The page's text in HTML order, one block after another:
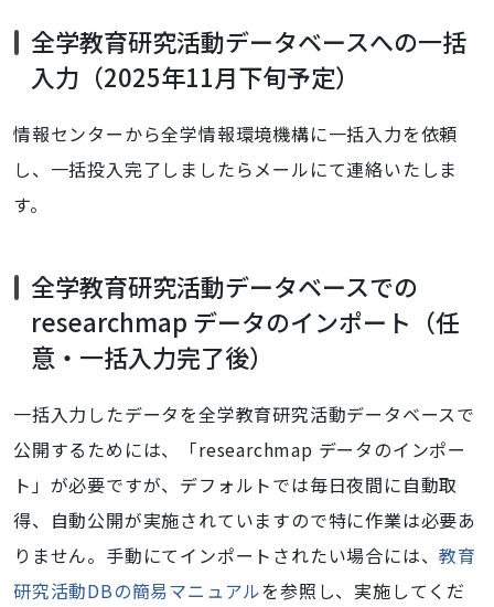
全学教育研究活動データベースへの一括
入力（2025年11月下旬予定）
情報センターから全学情報環境機構に一括入力を依頼
し、一括投入完了しましたらメールにて連絡いたしま
す。
全学教育研究活動データベースでの
researchmap データのインポート（任
意・一括入力完了後）
一括入力したデータを全学教育研究活動データベースで
公開するためには、「researchmap データのインポー
ト」が必要ですが、デフォルトでは毎日夜間に自動取
得、自動公開が実施されていますので特に作業は必要あ
りません。手動にてインポートされたい場合には、教育
研究活動DBの簡易マニュアルを参照し、実施してくだ